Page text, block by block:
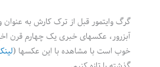
گرگ وایتمور قبل از ترک کارش به
آبزرور، عکسهای خبری یک چهارم قرن
خوب است با مشاهده با این عکسها (